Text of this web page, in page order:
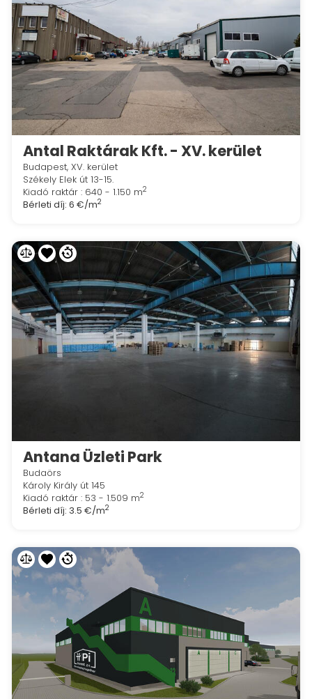
Antal Raktárak Kft. - XV. kerület
Budapest, XV. kerület
Székely Elek út 13-15.
Kiadó raktár : 640 - 1.150 m2
Bérleti díj: 6 €/m2
Antana Üzleti Park
Budaörs
Károly Király út 145
Kiadó raktár : 53 - 1.509 m2
Bérleti díj: 3.5 €/m2